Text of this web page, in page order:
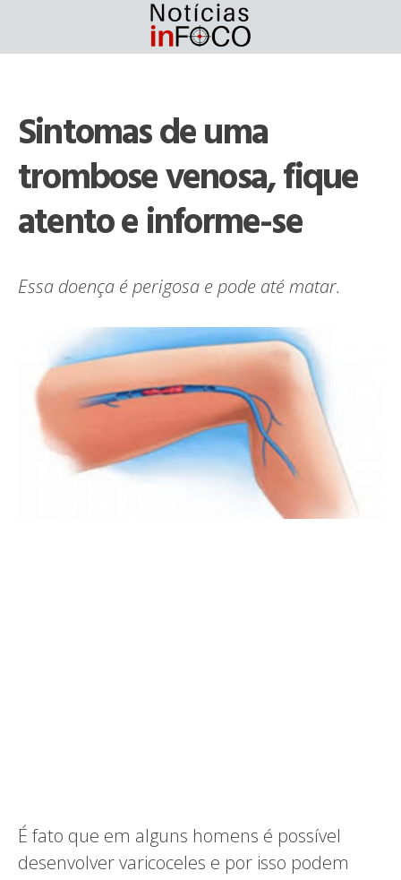
content
Sintomas de uma
trombose venosa, fique
atento e informe-se
Essa doença é perigosa e pode até matar.
É fato que em alguns homens é possível
desenvolver varicoceles e por isso podem